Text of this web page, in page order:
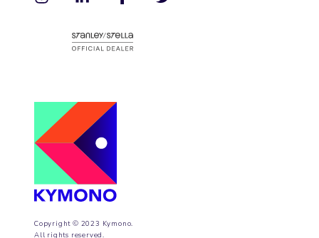
Copyright © 2023 Kymono.
All rights reserved.